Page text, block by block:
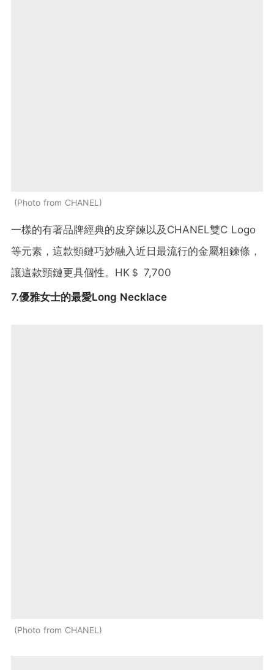
Photo from CHANEL
一樣的有著品牌經典的皮穿鍊以及CHANEL雙C Logo
等元素，這款頸鏈巧妙融入近日最流行的金屬粗鍊條，
讓這款頸鏈更具個性。HK＄ 7,700
7.優雅女士的最愛Long Necklace
Photo from CHANEL